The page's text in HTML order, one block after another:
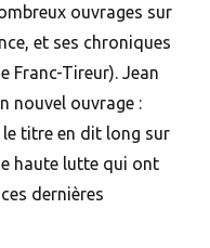
ouvrages sur
et ses chroniques
Franc-Tireur). Jean
nouvel ouvrage :
titre en dit long sur
haute lutte qui ont
dernières